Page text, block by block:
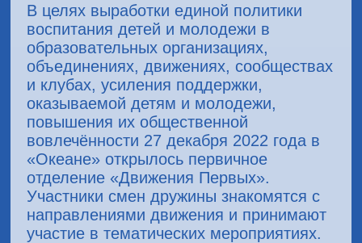
В целях выработки единой политики
воспитания детей и молодежи в
образовательных организациях,
объединениях, движениях, сообществах
и клубах, усиления поддержки,
оказываемой детям и молодежи,
повышения их общественной
вовлечённости 27 декабря 2022 года в
«Океане» открылось первичное
отделение «Движения Первых».
Участники смен дружины знакомятся с
направлениями движения и принимают
участие в тематических мероприятиях.